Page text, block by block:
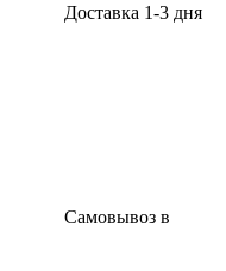
Доставка 1-3 дня
Самовывоз в